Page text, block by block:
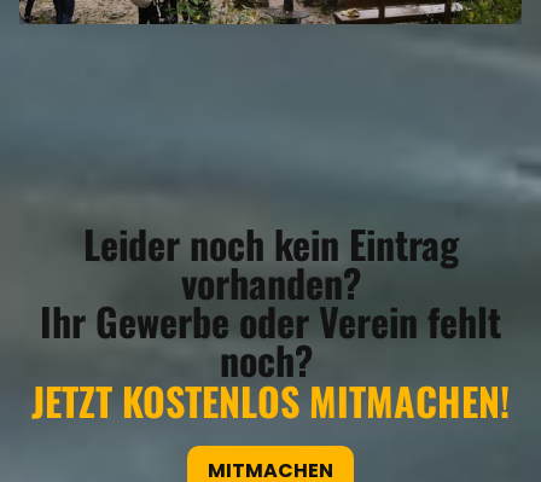
ORTE
EVENTS
REISEFÜHRER
Leider noch kein Eintrag
vorhanden?
Ihr Gewerbe oder Verein fehlt
noch?
JETZT KOSTENLOS MITMACHEN!
MITMACHEN